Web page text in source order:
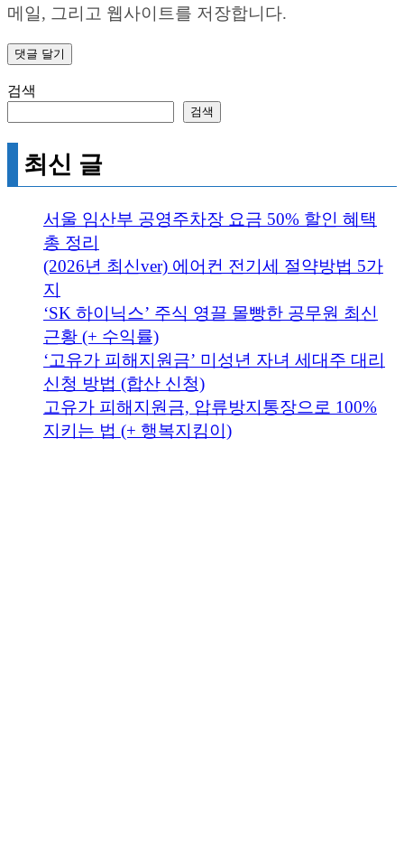
메일, 그리고 웹사이트를 저장합니다.
검색
검색
최신 글
서울 임산부 공영주차장 요금 50% 할인 혜택
총 정리
(2026년 최신ver) 에어컨 전기세 절약방법 5가
지
‘SK 하이닉스’ 주식 영끌 몰빵한 공무원 최신
근황 (+ 수익률)
‘고유가 피해지원금’ 미성년 자녀 세대주 대리
신청 방법 (합산 신청)
고유가 피해지원금, 압류방지통장으로 100%
지키는 법 (+ 행복지킴이)